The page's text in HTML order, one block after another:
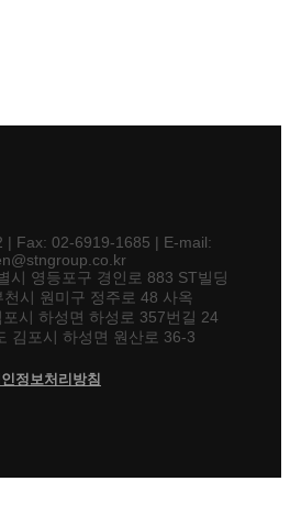
| Fax: 02-6919-1685 | E-mail:
시 영등포구 경인로 883 ST빌딩
시 원미구 정주로 48 사옥
시 하성면 하성로 357번길 24
김포시 하성면 원산로 36-3
정보처리방침